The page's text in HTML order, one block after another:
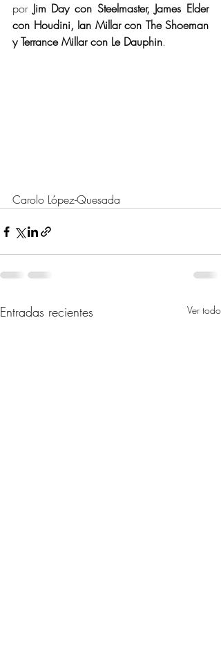
por Jim Day con Steelmaster, James Elder
con Houdini, Ian Millar con The Shoeman
y Terrance Millar con Le Dauphin.
Carolo López-Quesada
Entradas recientes Ver todo